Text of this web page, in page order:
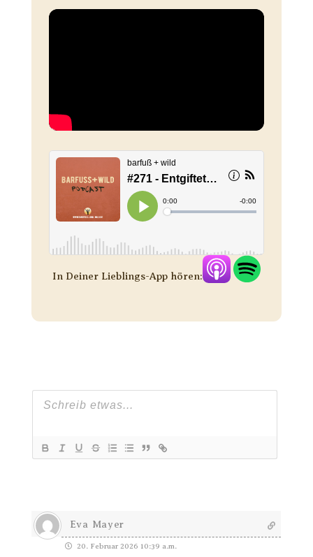
In Deiner Lieblings-App hören:
Eva Mayer
20. Februar 2026 10:39 a.m.